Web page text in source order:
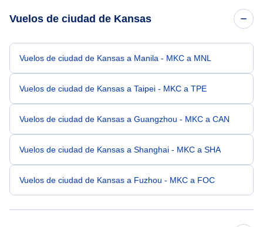
Vuelos de ciudad de Kansas
Vuelos de ciudad de Kansas a Manila - MKC a MNL
Vuelos de ciudad de Kansas a Taipei - MKC a TPE
Vuelos de ciudad de Kansas a Guangzhou - MKC a CAN
Vuelos de ciudad de Kansas a Shanghai - MKC a SHA
Vuelos de ciudad de Kansas a Fuzhou - MKC a FOC